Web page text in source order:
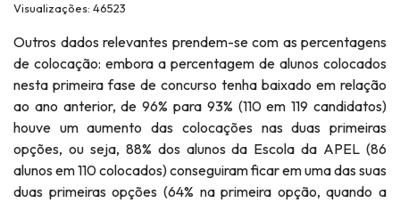
Visualizações: 46523
Outros dados relevantes prendem-se com as percentagens
de colocação: embora a percentagem de alunos colocados
nesta primeira fase de concurso tenha baixado em relação
ao ano anterior, de 96% para 93% (110 em 119 candidatos)
houve um aumento das colocações nas duas primeiras
opções, ou seja, 88% dos alunos da Escola da APEL (86
alunos em 110 colocados) conseguiram ficar em uma das suas
duas primeiras opções (64% na primeira opção, quando a